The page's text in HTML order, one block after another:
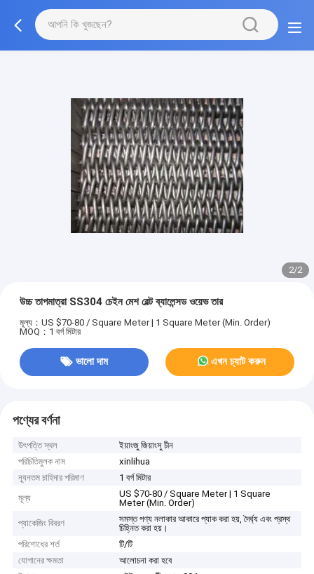
2/2
উচ্চ তাপমাত্রা SS304 চেইন মেশ বেল্ট ব্যালেন্সড ওয়েভ তার
মূল্য：US $70-80 / Square Meter | 1 Square Meter (Min. Order)
MOQ：1 বর্গ মিটার
ভালো দাম এখন চ্যাট করুন
পণ্যের বর্ণনা
উৎপত্তি স্থল
ইয়াংজু জিয়াংসু চীন
পরিচিতিমুলক নাম
xinlihua
ন্যূনতম চাহিদার পরিমাণ
1 বর্গ মিটার
মূল্য
US $70-80 / Square Meter | 1 Square
Meter (Min. Order)
প্যাকেজিং বিবরণ
সমস্ত পণ্য নলাকার আকারে প্যাক করা হয়, দৈর্ঘ্য এবং প্রস্থ
চিহ্নিত করা হয়।
পরিশোধের শর্ত
টি/টি
যোগানের ক্ষমতা
আলোচনা করা হবে